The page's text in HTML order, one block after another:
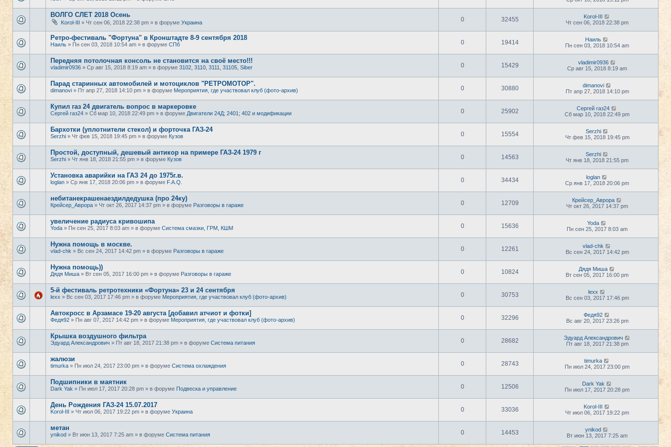
ВОЛГО СЛЕТ 2018 Осень
Korol-III » Чт сен 06, 2018 22:38 pm » в форуме Украина 0 32455
Korol-III
Чт сен 06, 2018 22:38 pm
Ретро-фестиваль "Фортуна" в Кронштадте 8-9 сентября 2018
Наиль » Пн сен 03, 2018 10:54 am » в форуме СПб 0 19414
Наиль
Пн сен 03, 2018 10:54 am
Передняя потолочная консоль не становится на своё место!!!
vladimir0936 » Ср авг 15, 2018 8:19 am » в форуме 3102, 3110, 3111, 31105, Siber 0 15429
vladimir0936
Ср авг 15, 2018 8:19 am
Парад старинных автомобилей и мотоциклов "РЕТРОМОТОР".
dimanovi » Пт апр 27, 2018 14:10 pm » в форуме Мероприятия, где участвовал клуб (фото-архив) 0 30880
dimanovi
Пт апр 27, 2018 14:10 pm
Купил газ 24 двигатель вопрос в маркеровке
Сергей газ24 » Сб мар 10, 2018 22:49 pm » в форуме Двигатели 24Д; 2401; 402 и модификации 0 25902
Сергей газ24
Сб мар 10, 2018 22:49 pm
Бархотки (уплотнители стекол) и форточка ГАЗ-24
Serzhi » Чт фев 15, 2018 19:45 pm » в форуме Кузов 0 15554
Serzhi
Чт фев 15, 2018 19:45 pm
Простой, доступный, дешевый антикор на примере ГАЗ-24 1979 г
Serzhi » Чт янв 18, 2018 21:55 pm » в форуме Кузов 0 14563
Serzhi
Чт янв 18, 2018 21:55 pm
Установка аварийки на ГАЗ 24 до 1975г.в.
loglan » Ср янв 17, 2018 20:06 pm » в форуме F.A.Q. 0 34434
loglan
Ср янв 17, 2018 20:06 pm
небитанекрашенаездилдедушка (про 24ку)
Крейсер_Аврора » Чт окт 26, 2017 14:37 pm » в форуме Разговоры в гараже 0 12709
Крейсер_Аврора
Чт окт 26, 2017 14:37 pm
увеличение радиуса кривошипа
Yoda » Пн сен 25, 2017 8:03 am » в форуме Система смазки, ГРМ, КШМ 0 15636
Yoda
Пн сен 25, 2017 8:03 am
Нужна помощь в москве.
vlad-chk » Вс сен 24, 2017 14:42 pm » в форуме Разговоры в гараже 0 12261
vlad-chk
Вс сен 24, 2017 14:42 pm
Нужна помощь))
Дядя Миша » Вт сен 05, 2017 16:00 pm » в форуме Разговоры в гараже 0 10824
Дядя Миша
Вт сен 05, 2017 16:00 pm
5-й фестиваль ретротехники «Фортуна» 23 и 24 сентября
lexx » Вс сен 03, 2017 17:46 pm » в форуме Мероприятия, где участвовал клуб (фото-архив) 0 30753
lexx
Вс сен 03, 2017 17:46 pm
Автокросс в Арзамасе 19-20 августа [добавил атчиот и фотки]
Федя92 » Пн авг 07, 2017 14:42 pm » в форуме Мероприятия, где участвовал клуб (фото-архив) 0 32296
Федя92
Вс авг 20, 2017 23:26 pm
Крышка воздушного фильтра
Эдуард Александрович » Пт авг 18, 2017 21:38 pm » в форуме Система питания 0 28682
Эдуард Александрович
Пт авг 18, 2017 21:38 pm
жалюзи
timurka » Пн июл 24, 2017 23:00 pm » в форуме Система охлаждения 0 28743
timurka
Пн июл 24, 2017 23:00 pm
Подшипники в маятник
Dark Yak » Пн июл 17, 2017 20:28 pm » в форуме Подвеска и управление 0 12506
Dark Yak
Пн июл 17, 2017 20:28 pm
День Рождения ГАЗ-24 15.07.2017
Korol-III » Чт июл 06, 2017 19:22 pm » в форуме Украина 0 33036
Korol-III
Чт июл 06, 2017 19:22 pm
метан
ynikod » Вт июн 13, 2017 7:25 am » в форуме Система питания 0 14453
ynikod
Вт июн 13, 2017 7:25 am